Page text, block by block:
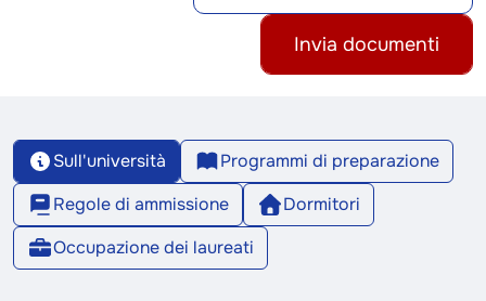
Invia documenti
Sull'università
Programmi di preparazione
Regole di ammissione
Dormitori
Occupazione dei laureati